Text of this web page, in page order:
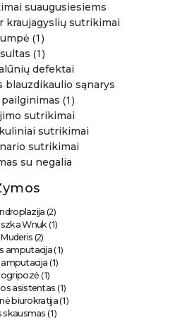
suaugusiesiems
kraujagyslių sutrikimai
(1)
(1)
defektai
blauzdikaulio sąnarys
(1)
sutrikimai
sutrikimai
sutrikimai
su negalia
(2)
Wnuk(1)
(2)
amputacija(1)
(1)
(1)
asistentas (1)
biurokratija(1)
skausmas (1)